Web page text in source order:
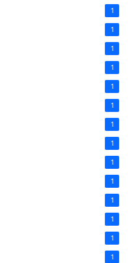
1
1
1
1
1
1
1
1
1
1
1
1
1
1